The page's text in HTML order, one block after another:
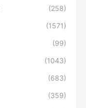
(258)
(1571)
(99)
(1043)
(683)
(359)